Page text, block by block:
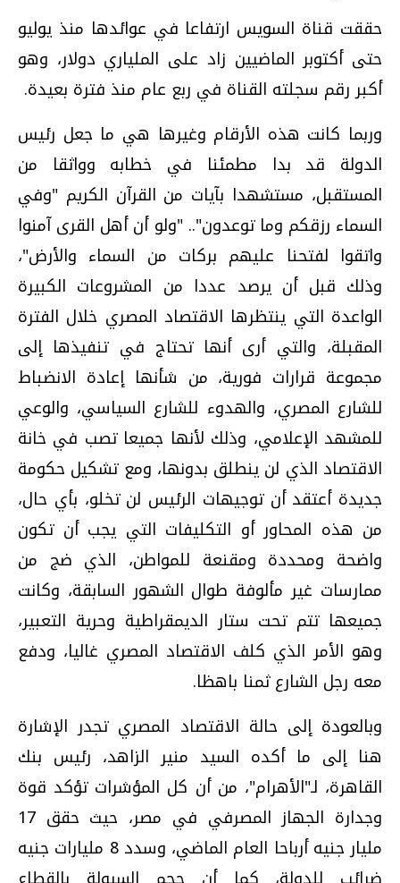
حققت قناة السويس ارتفاعا في عوائدها منذ يوليو
حتى أكتوبر الماضيين زاد على الملياري دولار، وهو
أكبر رقم سجلته القناة في ربع عام منذ فترة بعيدة.
وربما كانت هذه الأرقام وغيرها هي ما جعل رئيس
الدولة قد بدا مطمئنا في خطابه وواثقا من
المستقبل، مستشهدا بآيات من القرآن الكريم "وفي
السماء رزقكم وما توعدون".. "ولو أن أهل القرى آمنوا
واتقوا لفتحنا عليهم بركات من السماء والأرض"،
وذلك قبل أن يرصد عددا من المشروعات الكبيرة
الواعدة التي ينتظرها الاقتصاد المصري خلال الفترة
المقبلة، والتي أرى أنها تحتاج في تنفيذها إلى
مجموعة قرارات فورية، من شأنها إعادة الانضباط
للشارع المصري، والهدوء للشارع السياسي، والوعي
للمشهد الإعلامي، وذلك لأنها جميعا تصب في خانة
الاقتصاد الذي لن ينطلق بدونها، ومع تشكيل حكومة
جديدة أعتقد أن توجيهات الرئيس لن تخلو، بأي حال،
من هذه المحاور أو التكليفات التي يجب أن تكون
واضحة ومحددة ومقنعة للمواطن، الذي ضج من
ممارسات غير مألوفة طوال الشهور السابقة، وكانت
جميعها تتم تحت ستار الديمقراطية وحرية التعبير،
وهو الأمر الذي كلف الاقتصاد المصري غاليا، ودفع
معه رجل الشارع ثمنا باهظا.
وبالعودة إلى حالة الاقتصاد المصري تجدر الإشارة
هنا إلى ما أكده السيد منير الزاهد، رئيس بنك
القاهرة، لـ"الأهرام"، من أن كل المؤشرات تؤكد قوة
وجدارة الجهاز المصرفي في مصر، حيث حقق 17
مليار جنيه أرباحا العام الماضي، وسدد 8 مليارات جنيه